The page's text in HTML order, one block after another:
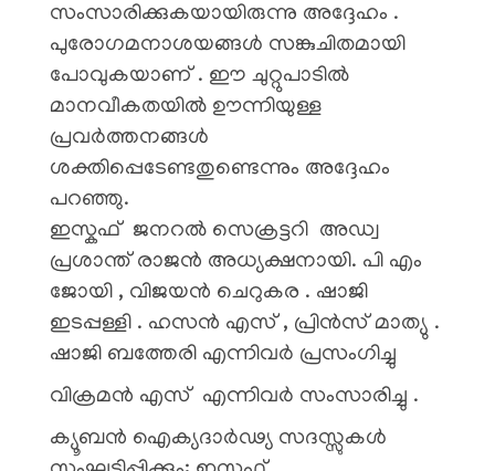
സംസാരിക്കുകയായിരുന്നു അദ്ദേഹം .
പുരോഗമനാശയങ്ങൾ സങ്കുചിതമായി
പോവുകയാണ് . ഈ ചുറ്റുപാടിൽ
മാനവീകതയിൽ ഊന്നിയുള്ള
പ്രവർത്തനങ്ങൾ
ശക്തിപ്പെടേണ്ടതുണ്ടെന്നും അദ്ദേഹം
പറഞ്ഞു.
ഇസ്കഫ് ജനറൽ സെക്രട്ടറി അഡ്വ
പ്രശാന്ത് രാജൻ അധ്യക്ഷനായി. പി എം
ജോയി , വിജയൻ ചെറുകര . ഷാജി
ഇടപ്പള്ളി . ഹസൻ എസ് , പ്രിൻസ് മാത്യു .
ഷാജി ബത്തേരി എന്നിവർ പ്രസംഗിച്ചു
വിക്രമൻ എസ് എന്നിവർ സംസാരിച്ചു .
ക്യൂബൻ ഐക്യദാർഢ്യ സദസ്സുകൾ